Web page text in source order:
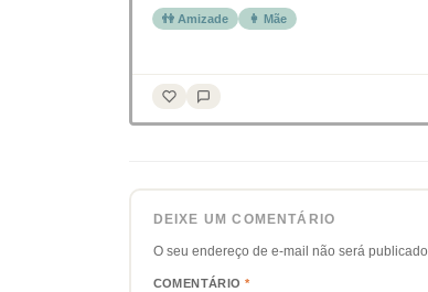
👫 Amizade 👩 Mãe
DEIXE UM COMENTÁRIO
O seu endereço de e-mail não será publicado.
COMENTÁRIO *